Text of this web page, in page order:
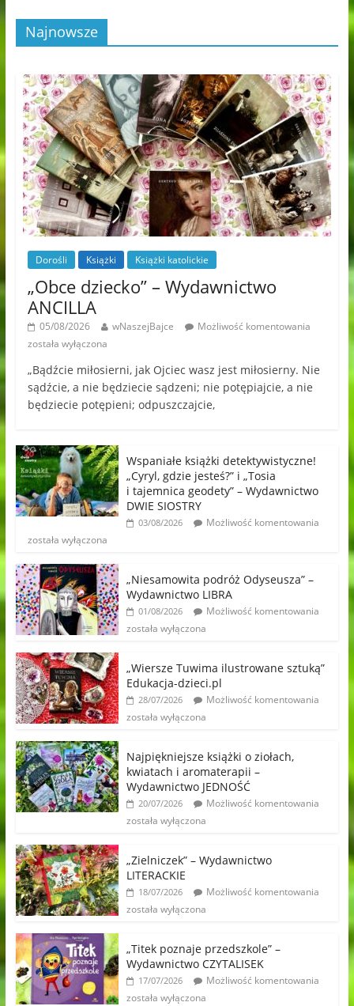
Najnowsze
Dorośli Książki Książki katolickie
„Obce dziecko” – Wydawnictwo
ANCILLA
05/08/2026 wNaszejBajce
Możliwość komentowania
została wyłączona
„Bądźcie miłosierni, jak Ojciec wasz jest miłosierny. Nie
sądźcie, a nie będziecie sądzeni; nie potępiajcie, a nie
będziecie potępieni; odpuszczajcie,
Wspaniałe książki detektywistyczne!
„Cyryl, gdzie jesteś?” i „Tosia
i tajemnica geodety” – Wydawnictwo
DWIE SIOSTRY
03/08/2026
Możliwość komentowania
została wyłączona
„Niesamowita podróż Odyseusza” –
Wydawnictwo LIBRA
01/08/2026
Możliwość komentowania
została wyłączona
„Wiersze Tuwima ilustrowane sztuką”
Edukacja-dzieci.pl
28/07/2026
Możliwość komentowania
została wyłączona
Najpiękniejsze książki o ziołach,
kwiatach i aromaterapii –
Wydawnictwo JEDNOŚĆ
20/07/2026
Możliwość komentowania
została wyłączona
„Zielniczek” – Wydawnictwo
LITERACKIE
18/07/2026
Możliwość komentowania
została wyłączona
„Titek poznaje przedszkole” –
Wydawnictwo CZYTALISEK
17/07/2026
Możliwość komentowania
została wyłączona